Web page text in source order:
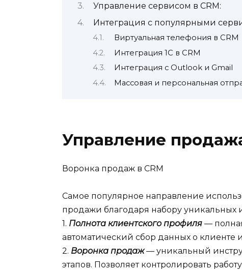
Управление сервисом в CRM:
Интеграция с популярными
Виртуальная телефония в CRM
Интеграция 1С в CRM
Интеграция с Outlook и Gmail
Массовая и персональная
Управление
Воронка продаж в CRM
Самое популярное направление
продажи благодаря набору уникальных
1. Полнота клиентского профиля —
автоматический сбор данных о клиенте
2. Воронка продаж— уникальный
этапов. Позволяет контролировать